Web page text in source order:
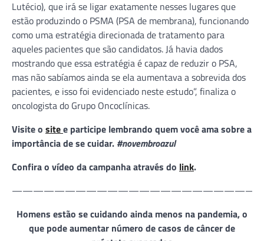
Lutécio), que irá se ligar exatamente nesses lugares que
estão produzindo o PSMA (PSA de membrana), funcionando
como uma estratégia direcionada de tratamento para
aqueles pacientes que são candidatos. Já havia dados
mostrando que essa estratégia é capaz de reduzir o PSA,
mas não sabíamos ainda se ela aumentava a sobrevida dos
pacientes, e isso foi evidenciado neste estudo”, finaliza o
oncologista do Grupo Oncoclínicas.
Visite o sitee participe lembrando quem você ama sobre a
importância de se cuidar. #novembroazul
Confira o vídeo da campanha através do link.
Homens estão se cuidando ainda menos na pandemia, o
que pode aumentar número de casos de câncer de